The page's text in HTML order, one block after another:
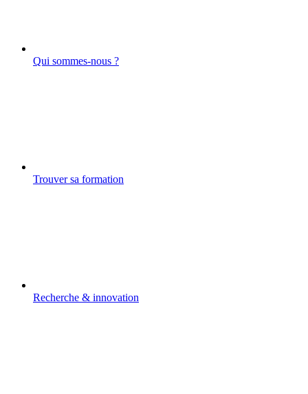
Qui sommes-nous ?
Trouver sa formation
Recherche & innovation